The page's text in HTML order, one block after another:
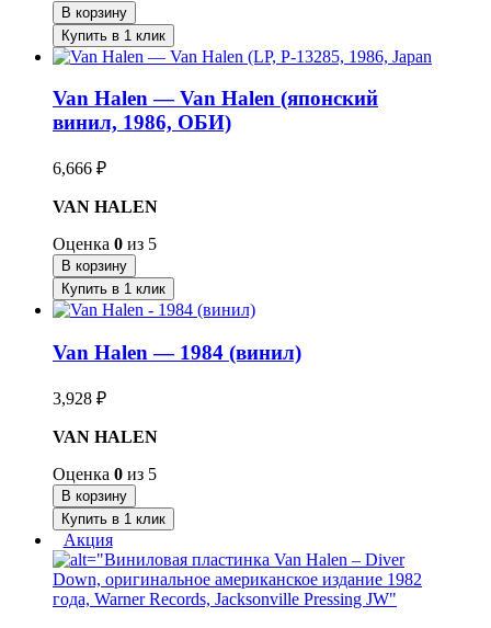
В корзину
Купить в 1 клик
Van Halen — Van Halen (японский
винил, 1986, ОБИ)
6,666 ₽
VAN HALEN
Оценка 0 из 5
В корзину
Купить в 1 клик
Van Halen — 1984 (винил)
3,928 ₽
VAN HALEN
Оценка 0 из 5
В корзину
Купить в 1 клик
Акция